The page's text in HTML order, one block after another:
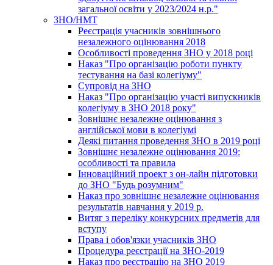
загальної освіти у 2023/2024 н.р."
ЗНО/НМТ
Реєстрація учасників зовнішнього
незалежного оцінювання 2018
Особливості проведення ЗНО у 2018 році
Наказ "Про організацію роботи пункту
тестування на базі колегіуму"
Супровід на ЗНО
Наказ "Про організацію участі випускників
колегіуму в ЗНО 2018 року"
Зовнішнє незалежне оцінювання з
англійської мови в колегіумі
Деякі питання проведення ЗНО в 2019 році
Зовнішнє незалежне оцінювання 2019:
особливості та правила
Інноваційний проект з он-лайн підготовки
до ЗНО "Будь розумним"
Наказ про зовнішнє незалежне оцінювання
результатів навчання у 2019 р.
Витяг з переліку конкурсних предметів для
вступу
Права і обов'язки учасників ЗНО
Процедура реєстрації на ЗНО-2019
Наказ про реєстрацію на ЗНО 2019